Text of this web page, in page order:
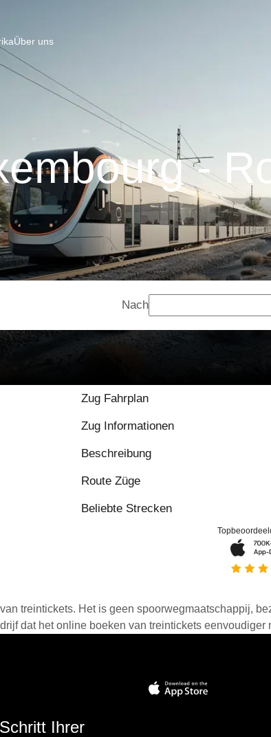
Über uns
-
Nach
Zug Fahrplan
Zug Informationen
Beschreibung
Route Züge
Beliebte Strecken
treintickets. Het is geen spoorwegmaatschappij,
dat het online boeken van treintickets eenvoudiger
Ihrer